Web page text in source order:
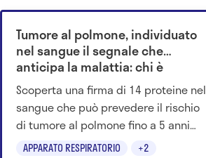
APPARATO RESPIRATORIO +2
Tumore al polmone, individuato
nel sangue il segnale che
anticipa la malattia: chi è
davvero a rischio
Scoperta una firma di 14 proteine nel
sangue che può prevedere il rischio
di tumore al polmone fino a 5 anni
prima della diagnosi.